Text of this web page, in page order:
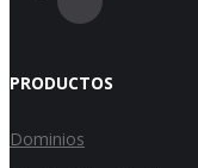
PRODUCTOS
Dominios